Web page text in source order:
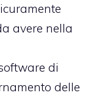
avere nella
di
delle